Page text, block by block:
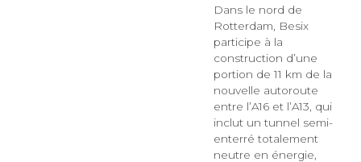
Dans le nord de
Rotterdam, Besix
participe à la
construction d’une
portion de 11 km de la
nouvelle autoroute
entre l’A16 et l’A13, qui
inclut un tunnel semi-
enterré totalement
neutre en énergie,